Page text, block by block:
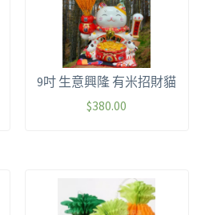
9吋 生意興隆 有米招財貓
$380.00